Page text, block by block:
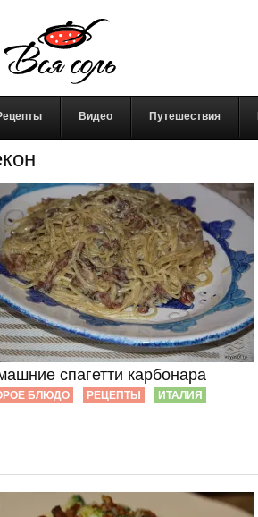
Видео Путешествия
спагетти карбонара
БЛЮДО РЕЦЕПТЫ ИТАЛИЯ